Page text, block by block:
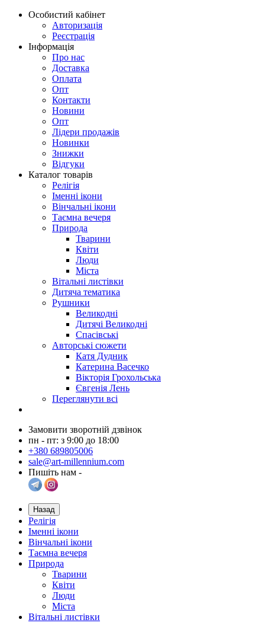
Особистий кабінет
Авторизація
Реєстрація
Інформація
Про нас
Доставка
Оплата
Опт
Контакти
Новини
Опт
Лідери продажів
Новинки
Знижки
Відгуки
Каталог товарів
Релігія
Іменні ікони
Вінчальні ікони
Таємна вечеря
Природа
Тварини
Квіти
Люди
Міста
Вітальні листівки
Дитяча тематика
Рушники
Великодні
Дитячі Великодні
Спасівські
Авторські сюжети
Катя Дудник
Катерина Васечко
Вікторія Грохольська
Євгенія Лень
Переглянути всі
Замовити зворотній дзвінок
пн - пт: з 9:00 до 18:00
+380 689805006
sale@art-millennium.com
Пишіть нам -
Назад
Релігія
Іменні ікони
Вінчальні ікони
Таємна вечеря
Природа
Тварини
Квіти
Люди
Міста
Вітальні листівки